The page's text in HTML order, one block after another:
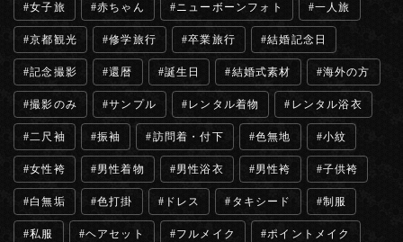
女子旅 赤ちゃん ニューボーンフォト 一人旅
京都観光 修学旅行 卒業旅行 結婚記念日
記念撮影 還暦 誕生日 結婚式素材 海外の方
撮影のみ サンプル レンタル着物 レンタル浴衣
二尺袖 振袖 訪問着・付下 色無地 小紋
女性袴 男性着物 男性浴衣 男性袴 子供袴
白無垢 色打掛 ドレス タキシード 制服
私服 ヘアセット フルメイク ポイントメイク